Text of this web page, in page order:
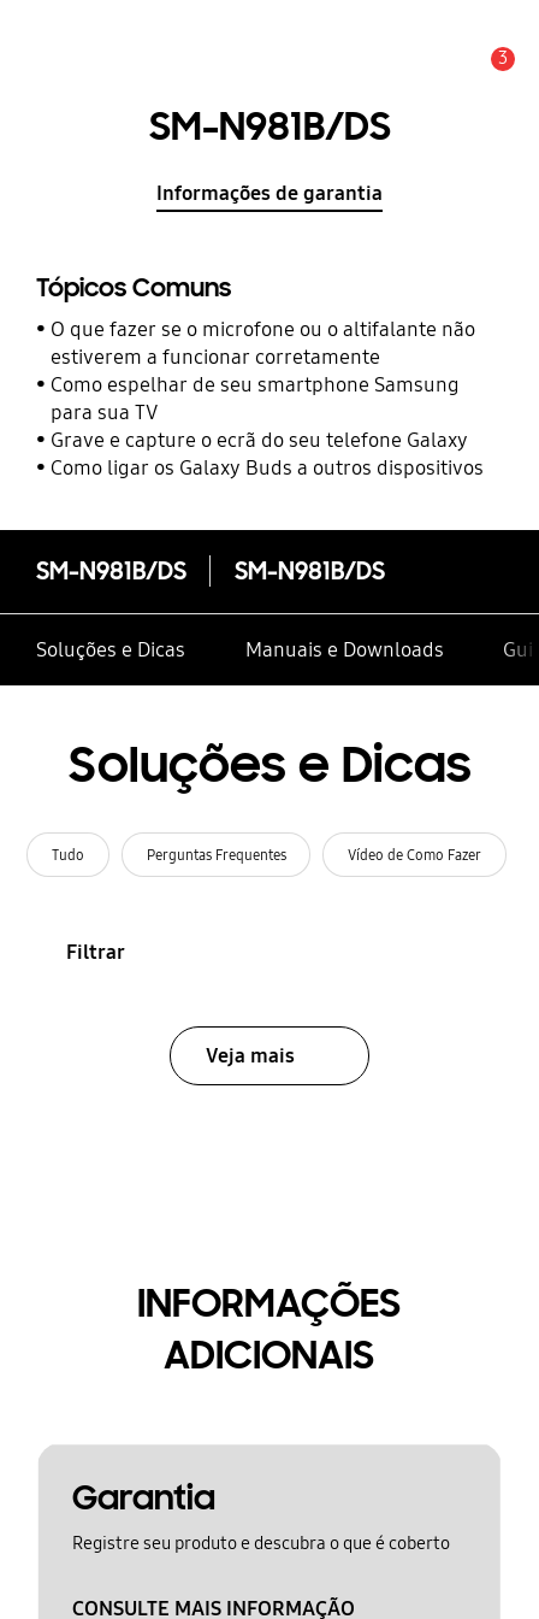
3
SM-N981B/DS
Informações de garantia
Tópicos Comuns
O que fazer se o microfone ou o altifalante não
estiverem a funcionar corretamente
Como espelhar de seu smartphone Samsung
para sua TV
Grave e capture o ecrã do seu telefone Galaxy
Como ligar os Galaxy Buds a outros dispositivos
SM-N981B/DS SM-N981B/DS
Soluções e Dicas Manuais e Downloads
Soluções e Dicas
Tudo Perguntas Frequentes Vídeo de Como Fazer
Filtrar
Veja mais
INFORMAÇÕES
ADICIONAIS
Garantia
Registre seu produto e descubra o que é coberto
CONSULTE MAIS INFORMAÇÃO